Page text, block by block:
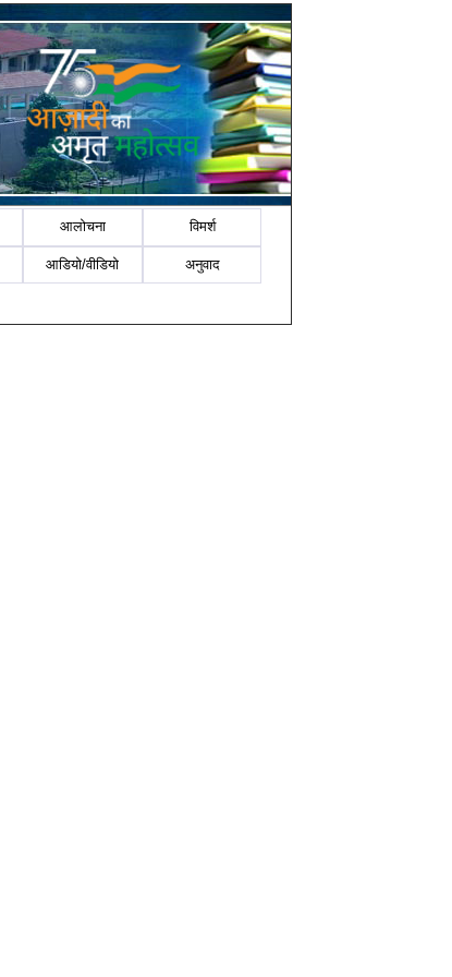
आलोचना विमर्श
आडियो/वीडियो अनुवाद